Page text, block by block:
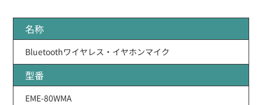
名称
Bluetoothワイヤレス・イヤホンマイク
型番
EME-80WMA